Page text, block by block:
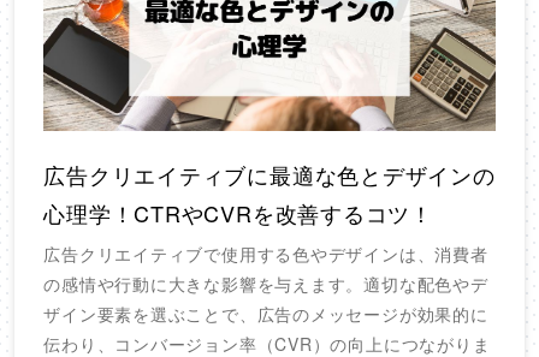
広告クリエイティブに最適な色とデザインの
心理学！CTRやCVRを改善するコツ！
広告クリエイティブで使用する色やデザインは、消費者
の感情や行動に大きな影響を与えます。適切な配色やデ
ザイン要素を選ぶことで、広告のメッセージが効果的に
伝わり、コンバージョン率（CVR）の向上につながりま